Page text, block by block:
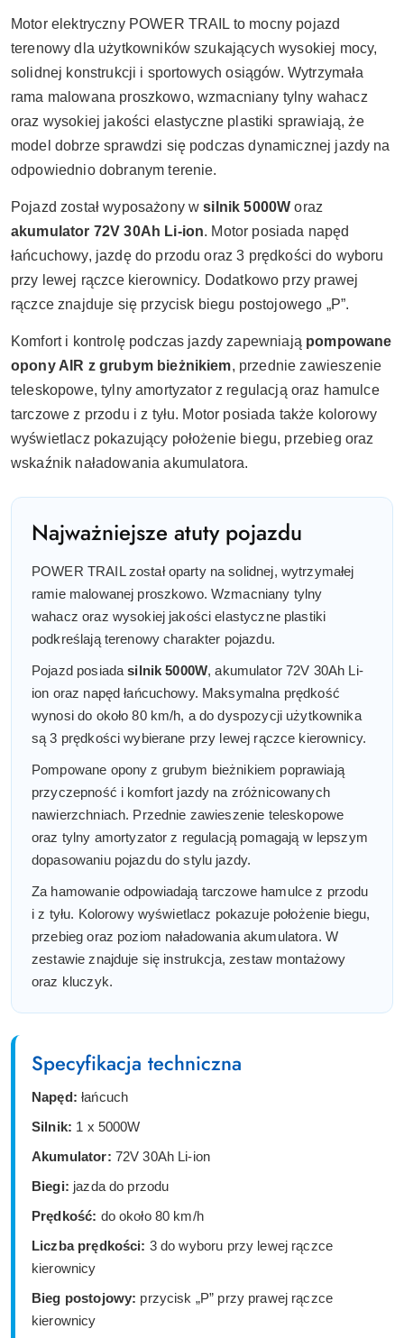
Motor elektryczny POWER TRAIL to mocny pojazd
terenowy dla użytkowników szukających wysokiej mocy,
solidnej konstrukcji i sportowych osiągów. Wytrzymała
rama malowana proszkowo, wzmacniany tylny wahacz
oraz wysokiej jakości elastyczne plastiki sprawiają, że
model dobrze sprawdzi się podczas dynamicznej jazdy na
odpowiednio dobranym terenie.
Pojazd został wyposażony wsilnik 5000W oraz
akumulator 72V 30Ah Li-ion. Motor posiada napęd
łańcuchowy, jazdę do przodu oraz 3 prędkości do wyboru
przy lewej rączce kierownicy. Dodatkowo przy prawej
rączce znajduje się przycisk biegu postojowego „P”.
Komfort i kontrolę podczas jazdy zapewniają pompowane
opony AIR z grubym bieżnikiem, przednie zawieszenie
teleskopowe, tylny amortyzator z regulacją oraz hamulce
tarczowe z przodu i z tyłu. Motor posiada także kolorowy
wyświetlacz pokazujący położenie biegu, przebieg oraz
wskaźnik naładowania akumulatora.
Najważniejsze atuty pojazdu
POWER TRAIL został oparty na solidnej, wytrzymałej
ramie malowanej proszkowo. Wzmacniany tylny
wahacz oraz wysokiej jakości elastyczne plastiki
podkreślają terenowy charakter pojazdu.
Pojazd posiadasilnik 5000W, akumulator 72V 30Ah Li-
ion oraz napęd łańcuchowy. Maksymalna prędkość
wynosi do około 80 km/h, a do dyspozycji użytkownika
są 3 prędkości wybierane przy lewej rączce kierownicy.
Pompowane opony z grubym bieżnikiem poprawiają
przyczepność i komfort jazdy na zróżnicowanych
nawierzchniach. Przednie zawieszenie teleskopowe
oraz tylny amortyzator z regulacją pomagają w lepszym
dopasowaniu pojazdu do stylu jazdy.
Za hamowanie odpowiadają tarczowe hamulce z przodu
i z tyłu. Kolorowy wyświetlacz pokazuje położenie biegu,
przebieg oraz poziom naładowania akumulatora. W
zestawie znajduje się instrukcja, zestaw montażowy
oraz kluczyk.
Specyfikacja techniczna
Napęd: łańcuch
Silnik: 1 x 5000W
Akumulator: 72V 30Ah Li-ion
Biegi: jazda do przodu
Prędkość: do około 80 km/h
Liczba prędkości: 3 do wyboru przy lewej rączce
kierownicy
Bieg postojowy: przycisk „P” przy prawej rączce
kierownicy